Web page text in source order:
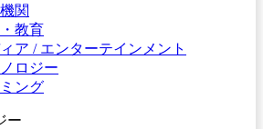
関
教育
ア / エンターテインメント
ロジー
ング
ー